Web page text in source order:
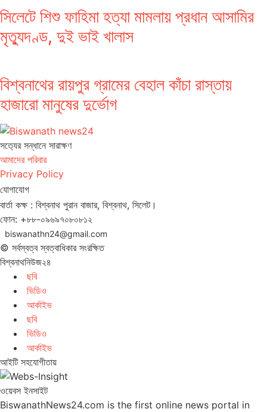
সিলেটে শিশু ফাহিমা হত্যা মামলায় প্রধান আসামির
মৃত্যুদণ্ড, দুই ভাই খালাস
বিশ্বনাথের রায়পুর গ্রামের বেহাল কাঁচা রাস্তায়
হাজারো মানুষের দুর্ভোগ
সত‌্যের সন্ধানে সারাক্ষণ
আমাদের পরিবার
Privacy Policy
যোগাযোগ
বার্তা কক্ষ : বিশ্বনাথ পুরান বাজার, বিশ্বনাথ, সিলেট।
ফোন: +৮৮-০৯৬৯৭০৮০৮১২
biswanathn24@gmail.com
© সর্বস্বত্ব স্বত্বাধিকার সংরক্ষিত
বিশ্বনাথনিউজ২৪
ছবি
ভিডিও
আর্কাইভ
ছবি
ভিডিও
আর্কাইভ
আইটি সহযোগীতায়
ওয়েবস ইনসাইট
BiswanathNews24.com is the first online news portal in